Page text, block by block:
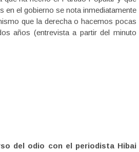
el gobierno se nota inmediatamente
que la derecha o hacemos pocas
años (entrevista a partir del minuto
del odio con el periodista Hibai